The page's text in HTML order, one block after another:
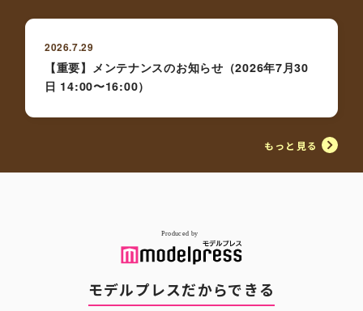
2026.7.29
【重要】メンテナンスのお知らせ（2026年7月30
日 14:00〜16:00）
もっと見る
モデルプレスだからできる